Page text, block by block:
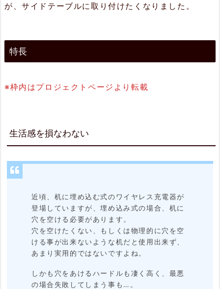
机
2.
最
大
3
m
m
ま
で
対
応
が、サイドテーブルに取り付けたくなりました。
特長
※枠内はプロジェクトページより転載
生活感を損なわない
近頃、机に埋め込む式のワイヤレス充電器が
登場していますが、埋め込み式の場合、机に
穴を空ける必要があります。
穴を空けたくない、もしくは物理的に穴を空
ける事が出来ないような机だと使用出来ず、
あまり実用的ではないですよね。
しかも穴をあけるハードルも凄く高く、最悪
の場合失敗してしまう事も…。